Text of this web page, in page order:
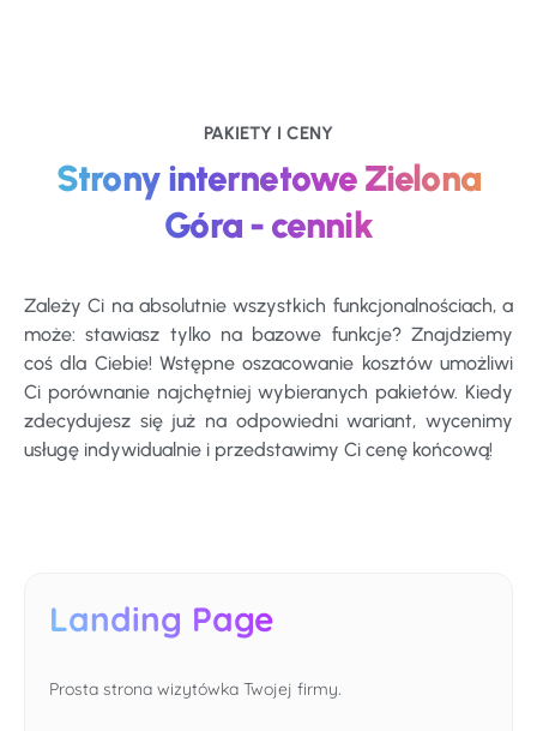
PAKIETY I CENY
Strony internetowe Zielona
Góra - cennik
Zależy Ci na absolutnie wszystkich funkcjonalnościach, a
może: stawiasz tylko na bazowe funkcje? Znajdziemy
coś dla Ciebie! Wstępne oszacowanie kosztów umożliwi
Ci porównanie najchętniej wybieranych pakietów. Kiedy
zdecydujesz się już na odpowiedni wariant, wycenimy
usługę indywidualnie i przedstawimy Ci cenę końcową!
Landing Page
Prosta strona wizytówka Twojej firmy.